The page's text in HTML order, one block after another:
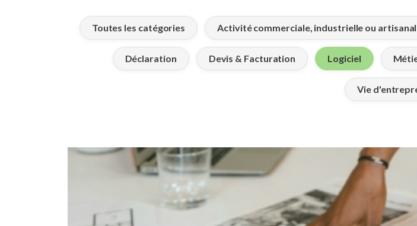
Toutes les catégories Activité commerciale, industrielle ou
Déclaration Devis & Facturation Logiciel
Vie